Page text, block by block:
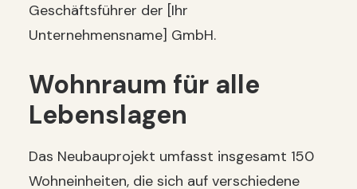
Geschäftsführer der [Ihr
Unternehmensname] GmbH.
Wohnraum für alle
Lebenslagen
Das Neubauprojekt umfasst insgesamt 150
Wohneinheiten, die sich auf verschiedene